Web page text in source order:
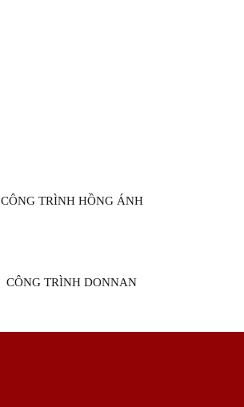
CÔNG TRÌNH HỒNG ÁNH
CÔNG TRÌNH DONNAN